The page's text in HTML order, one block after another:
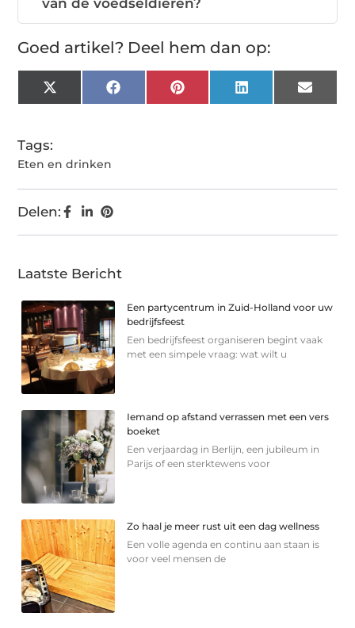
Goed artikel? Deel hem dan op:
X
(Twitter)
FacebookPinterest LinkedIn Email
Tags:
Eten en drinken
Delen:
Laatste Bericht
Een partycentrum in Zuid-Holland voor uw
bedrijfsfeest
Een bedrijfsfeest organiseren begint vaak
met een simpele vraag: wat wilt u
Iemand op afstand verrassen met een vers
boeket
Een verjaardag in Berlijn, een jubileum in
Parijs of een sterkte­wens voor
Zo haal je meer rust uit een dag wellness
Een volle agenda en continu aan staan is
voor veel mensen de